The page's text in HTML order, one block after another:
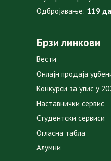
Одбројавање: 119
Брзи линкови
Вести
Онлајн продаја
Конкурси за упис у
Наставнички сервис
Студентски сервиси
Огласна табла
Алумни